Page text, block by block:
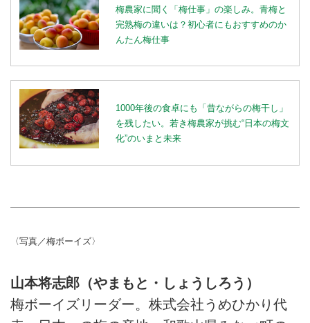
梅農家に聞く「梅仕事」の楽しみ。青梅と
完熟梅の違いは？初心者にもおすすめのか
んたん梅仕事
1000年後の食卓にも「昔ながらの梅干し」
を残したい。若き梅農家が挑む“日本の梅文
化”のいまと未来
〈写真／梅ボーイズ〉
山本将志郎（やまもと・しょうしろう）
梅ボーイズリーダー。株式会社うめひかり代